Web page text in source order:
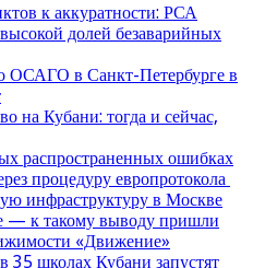
к аккуратности: РСА
долей безаварийных
ОСАГО в Санкт-Петербурге в
на Кубани: тогда и сейчас,
распространенных ошибках
процедуру европротокола
инфраструктуру в Москве
— к такому выводу пришли
«Движение»
35 школах Кубани запустят